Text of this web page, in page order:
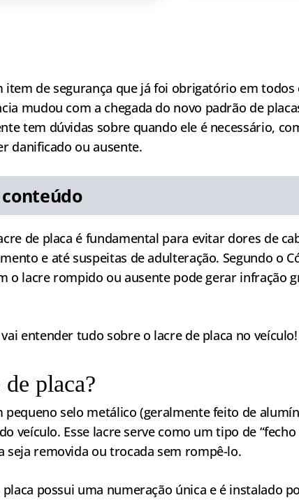
item de segurança que já foi obrigatório em todos
mudou com a chegada do novo padrão de
tem dúvidas sobre quando ele é necessário,
danificado ou ausente.
de placa é fundamental para evitar dores de
e até suspeitas de adulteração. Segundo o
o lacre rompido ou ausente pode gerar infração
entender tudo sobre o lacre de placa no veículo!
placa?
pequeno selo metálico (geralmente feito de
veículo. Esse lacre serve como um tipo de “fecho
seja removida ou trocada sem rompê-lo.
possui uma numeração única e é instalado